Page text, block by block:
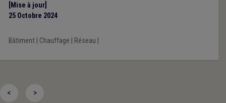
[Mise à jour]
25 Octobre 2024
Bâtiment| Chauffage Réseau
< >